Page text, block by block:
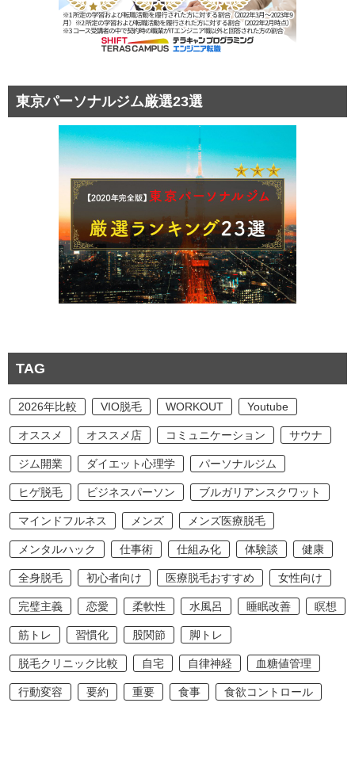
東京パーソナルジム厳選23選
TAG
2026年比較 VIO脱毛 WORKOUT Youtube
オススメ オススメ店 コミュニケーション サウナ
ジム開業 ダイエット心理学 パーソナルジム
ヒゲ脱毛 ビジネスパーソン ブルガリアンスクワット
マインドフルネス メンズ メンズ医療脱毛
メンタルハック 仕事術 仕組み化 体験談 健康
全身脱毛 初心者向け 医療脱毛おすすめ 女性向け
完璧主義 恋愛 柔軟性 水風呂 睡眠改善 瞑想
筋トレ 習慣化 股関節 脚トレ
脱毛クリニック比較 自宅 自律神経 血糖値管理
行動変容 要約 重要 食事 食欲コントロール